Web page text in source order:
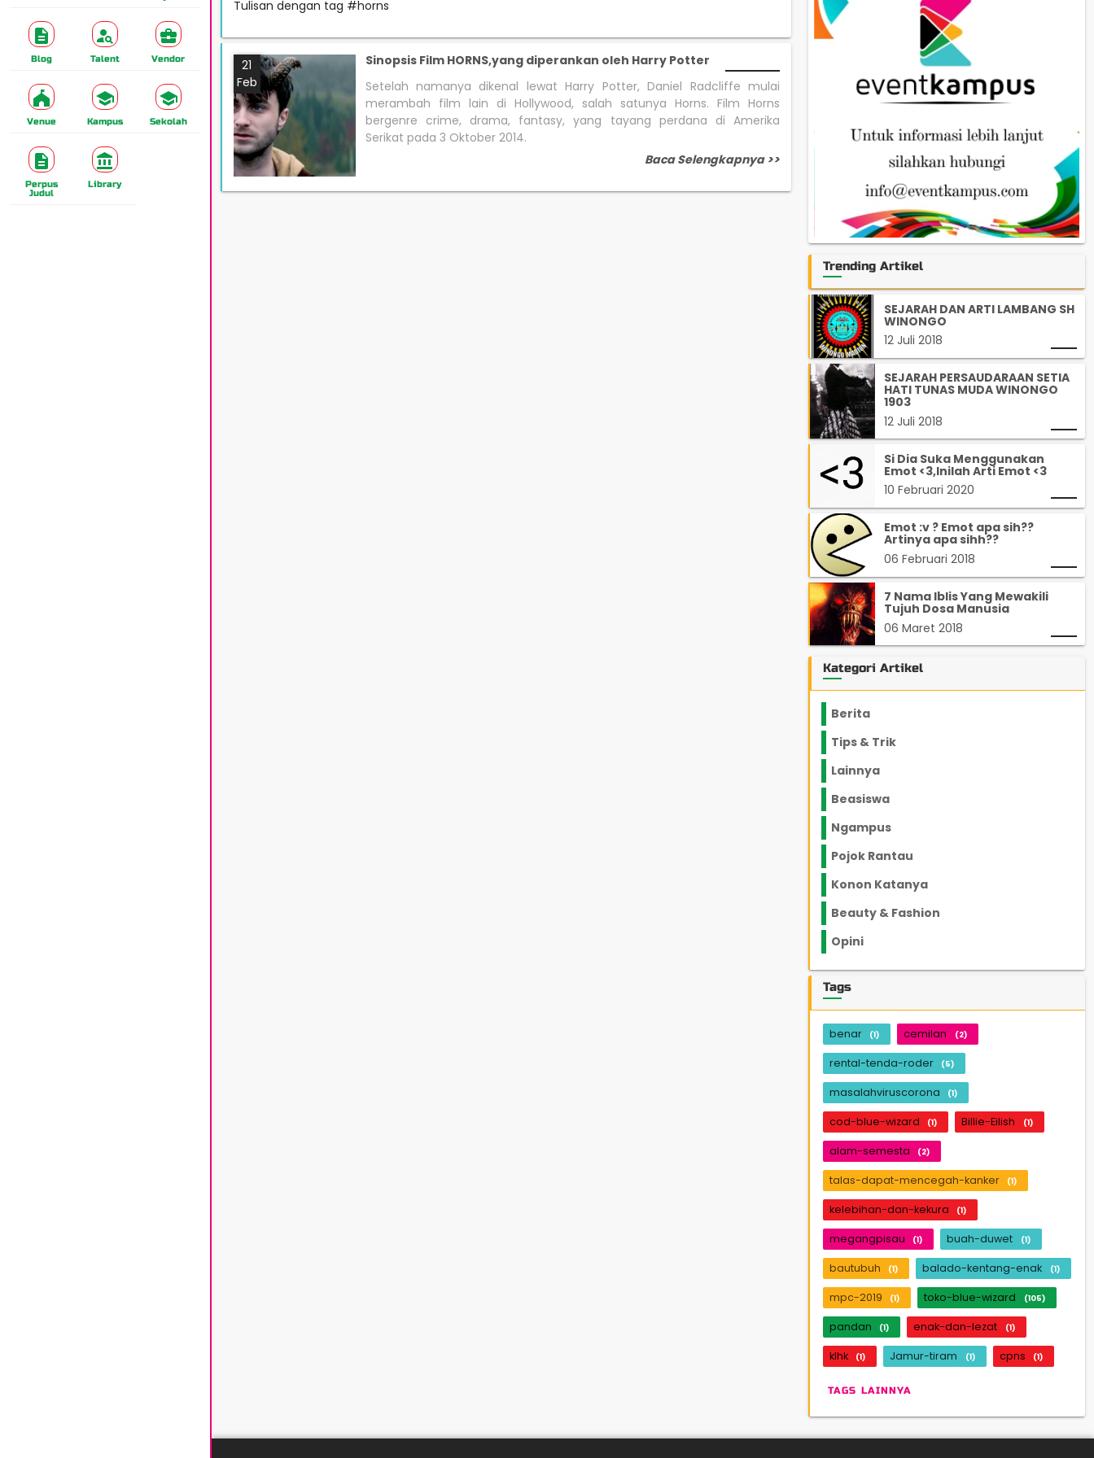
Blog Talent Vendor
Venue Kampus Sekolah
Perpus
Judul
Library
Tulisan dengan tag #horns
21
Feb
Sinopsis Film HORNS,yang diperankan oleh Harry Potter
Setelah namanya dikenal lewat Harry Potter, Daniel Radcliffe mulai
merambah film lain di Hollywood, salah satunya Horns. Film Horns
bergenre crime, drama, fantasy, yang tayang perdana di Amerika
Serikat pada 3 Oktober 2014.
Baca Selengkapnya >>
Trending Artikel
SEJARAH DAN ARTI LAMBANG SH
WINONGO
12 Juli 2018
SEJARAH PERSAUDARAAN SETIA
HATI TUNAS MUDA WINONGO
1903
12 Juli 2018
Si Dia Suka Menggunakan
Emot <3,Inilah Arti Emot <3
10 Februari 2020
Emot :v ? Emot apa sih??
Artinya apa sihh??
06 Februari 2018
7 Nama Iblis Yang Mewakili
Tujuh Dosa Manusia
06 Maret 2018
Kategori Artikel
Berita
Tips & Trik
Lainnya
Beasiswa
Ngampus
Pojok Rantau
Konon Katanya
Beauty & Fashion
Opini
Tags
benar (1) cemilan (2)
rental-tenda-roder (5)
masalahviruscorona (1)
cod-blue-wizard (1) Billie-Eilish (1)
alam-semesta (2)
talas-dapat-mencegah-kanker (1)
kelebihan-dan-kekura (1)
megangpisau (1) buah-duwet (1)
bautubuh (1) balado-kentang-enak (1)
mpc-2019 (1) toko-blue-wizard (105)
pandan (1) enak-dan-lezat (1)
klhk (1) Jamur-tiram (1) cpns (1)
TAGS LAINNYA